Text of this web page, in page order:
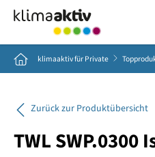
Home klimaaktiv für Private
Zurück zur Produktübersicht
TWL SWP.0300